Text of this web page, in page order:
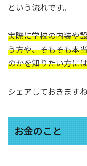
という流れです。
実際に学校の内装や
う方や、そもそも本
のかを知りたい方に
シェアしておきますね
お金のこと